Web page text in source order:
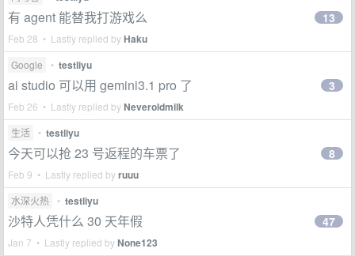
有 agent 能替我打游戏么
Feb 28 • Lastly replied byHaku
13
Google • testliyu
ai studio 可以用 gemini3.1 pro 了
Feb 26 • Lastly replied byNeveroldmilk
3
生活 • testliyu
今天可以抢 23 号返程的车票了
Feb 9 • Lastly replied byruuu
8
水深火热 • testliyu
沙特人凭什么 30 天年假
Jan 7 • Lastly replied byNone123
47